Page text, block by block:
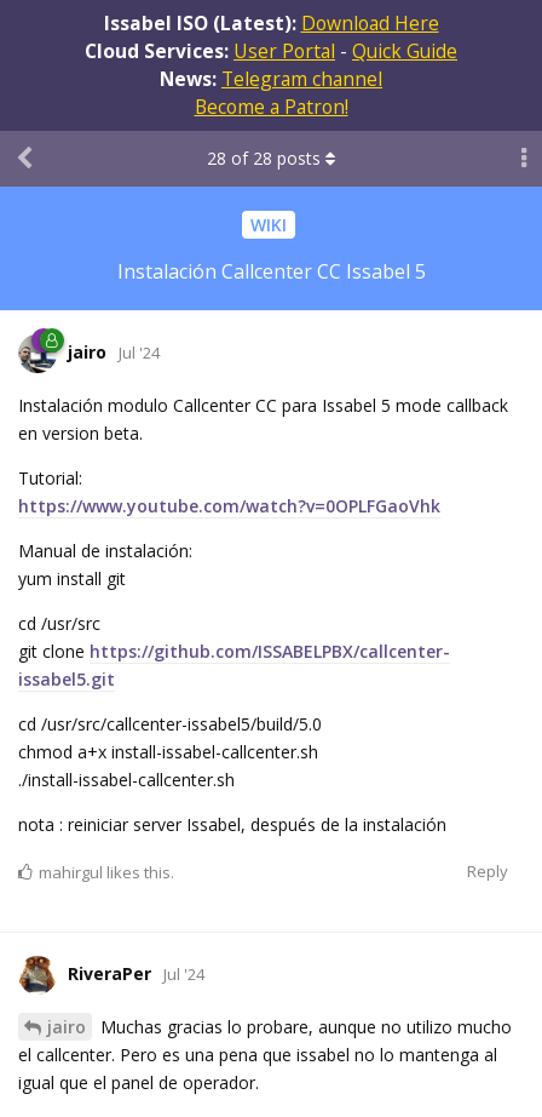
Issabel ISO (Latest): Download Here
Cloud Services: User Portal - Quick Guide
News: Telegram channel
Become a Patron!
WIKI
Instalación Callcenter CC Issabel 5
28 of 28 posts
jairo Jul '24
Instalación modulo Callcenter CC para Issabel 5 mode callback
en version beta.
Tutorial:
https://www.youtube.com/watch?v=0OPLFGaoVhk
Manual de instalación:
yum install git
cd /usr/src
git clone https://github.com/ISSABELPBX/callcenter-
issabel5.git
cd /usr/src/callcenter-issabel5/build/5.0
chmod a+x install-issabel-callcenter.sh
./install-issabel-callcenter.sh
nota : reiniciar server Issabel, después de la instalación
Reply
mahirgul likes this.
RiveraPer Jul '24
jairo
Muchas gracias lo probare, aunque no utilizo mucho
el callcenter. Pero es una pena que issabel no lo mantenga al
igual que el panel de operador.